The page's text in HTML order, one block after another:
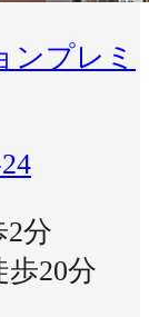
ンプレミ
2分
歩20分